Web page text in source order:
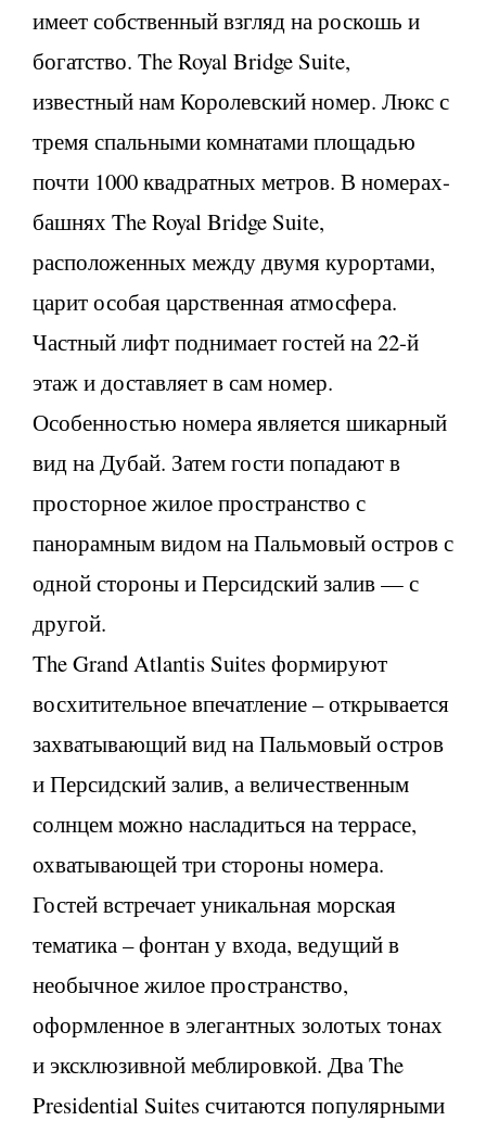
имеет собственный взгляд на роскошь и
богатство. The Royal Bridge Suite,
известный нам Королевский номер. Люкс с
тремя спальными комнатами площадью
почти 1000 квадратных метров. В номерах-
башнях The Royal Bridge Suite,
расположенных между двумя курортами,
царит особая царственная атмосфера.
Частный лифт поднимает гостей на 22-й
этаж и доставляет в сам номер.
Особенностью номера является шикарный
вид на Дубай. Затем гости попадают в
просторное жилое пространство с
панорамным видом на Пальмовый остров с
одной стороны и Персидский залив — с
другой.
The Grand Atlantis Suites формируют
восхитительное впечатление – открывается
захватывающий вид на Пальмовый остров
и Персидский залив, а величественным
солнцем можно насладиться на террасе,
охватывающей три стороны номера.
Гостей встречает уникальная морская
тематика – фонтан у входа, ведущий в
необычное жилое пространство,
оформленное в элегантных золотых тонах
и эксклюзивной меблировкой. Два The
Presidential Suites считаются популярными